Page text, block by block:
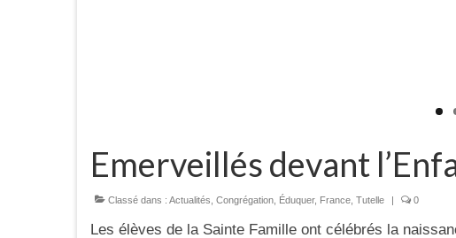
Emerveillés devant
Classé dans : Actualités Congrégation Éduquer, France Tutelle | 0
Les élèves de la Sainte Famille ont célébrés la